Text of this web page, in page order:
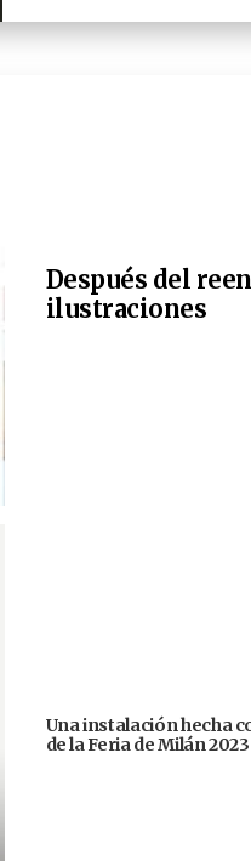
Después del
ilustraciones
Una instalación hecha
de la Feria de Milán 2023